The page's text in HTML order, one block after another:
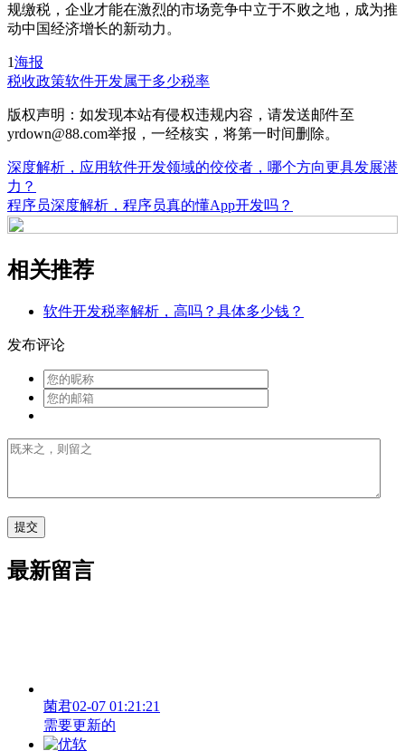
规缴税，企业才能在激烈的市场竞争中立于不败之地，成为推
动中国经济增长的新动力。
1海报
税收政策软件开发属于多少税率
版权声明：如发现本站有侵权违规内容，请发送邮件至
yrdown@88.com举报，一经核实，将第一时间删除。
深度解析，应用软件开发领域的佼佼者，哪个方向更具发展潜
力？
程序员深度解析，程序员真的懂App开发吗？
相关推荐
软件开发税率解析，高吗？具体多少钱？
发布评论
最新留言
菌君02-07 01:21:21
需要更新的